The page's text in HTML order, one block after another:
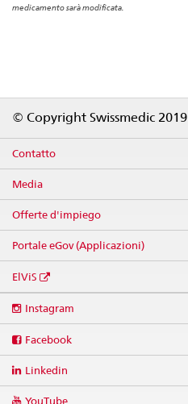
medicamento sarà modificata.
© Copyright Swissmedic 2019
Contatto
Media
Offerte d'impiego
Portale eGov (Applicazioni)
ElViS
media
Instagram
Facebook
Linkedin
YouTube